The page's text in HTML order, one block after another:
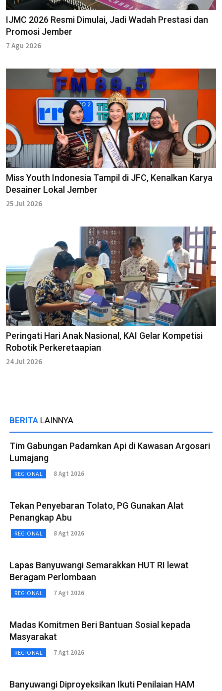
IJMC 2026 Resmi Dimulai, Jadi Wadah Prestasi dan
Promosi Jember
7 Agu 2026
Miss Youth Indonesia Tampil di JFC, Kenalkan Karya
Desainer Lokal Jember
25 Jul 2026
Peringati Hari Anak Nasional, KAI Gelar Kompetisi
Robotik Perkeretaapian
24 Jul 2026
BERITA LAINNYA
Tim Gabungan Padamkan Api di Kawasan Argosari
Lumajang
REGIONAL 8 Agt 2026
Tekan Penyebaran Tolato, PG Gunakan Alat
Penangkap Abu
REGIONAL 8 Agt 2026
Lapas Banyuwangi Semarakkan HUT RI lewat
Beragam Perlombaan
REGIONAL 7 Agt 2026
Madas Komitmen Beri Bantuan Sosial kepada
Masyarakat
REGIONAL 7 Agt 2026
Banyuwangi Diproyeksikan Ikuti Penilaian HAM